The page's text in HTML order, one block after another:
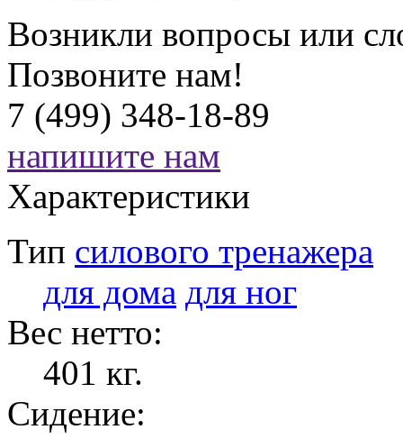
Возникли вопросы или
Позвоните нам!
7 (499) 348-18-89
напишите нам
Характеристики
Тип силового тренажера
для дома для ног
Вес нетто:
401 кг.
Сидение: